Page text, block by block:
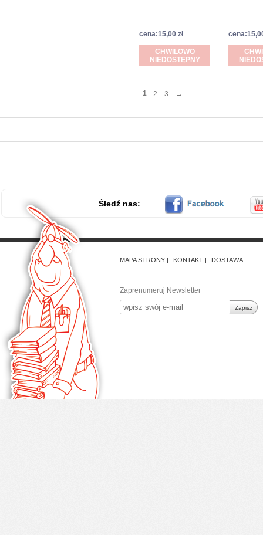
cena:15,00 zł
CHWILOWO
NIEDOSTĘPNY
1 2 3 →
Śledź nas:
MAPA STRONY KONTAKT DOSTAWA
Zaprenumeruj Newsletter